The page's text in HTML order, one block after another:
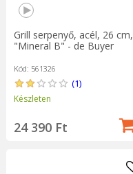
Grill serpenyő, acél, 26 cm,
"Mineral B" - de Buyer
Kód: 561326
(1)
Készleten
24 390 Ft